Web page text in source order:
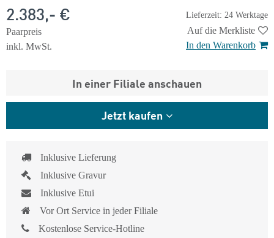
Lieferzeit: 24 Werktage
2.383,- €
Paarpreis
inkl. MwSt.
Auf die Merkliste
In den Warenkorb
In einer Filiale anschauen
Jetzt kaufen
Inklusive Lieferung
Inklusive Gravur
Inklusive Etui
Vor Ort Service in jeder Filiale
Kostenlose Service-Hotline